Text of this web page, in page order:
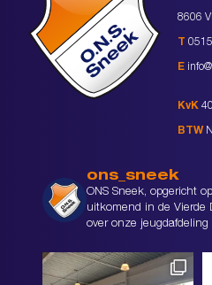
8606
T
E
KvK
BTW
ons_sneek
ONS Sneek, opgericht
uitkomend in de Vierde
over onze jeugdafdeling